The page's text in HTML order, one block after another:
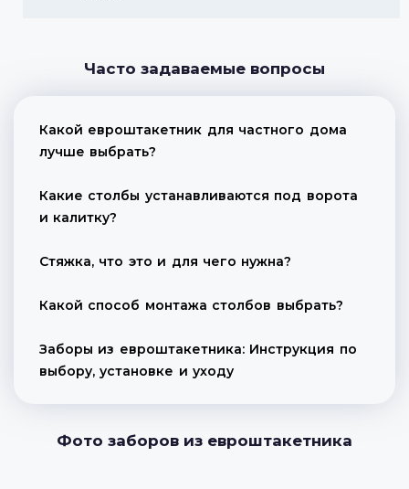
Часто задаваемые вопросы
Какой евроштакетник для частного дома
лучше выбрать?
Какие столбы устанавливаются под ворота
и калитку?
Стяжка, что это и для чего нужна?
Какой способ монтажа столбов выбрать?
Заборы из евроштакетника: Инструкция по
выбору, установке и уходу
Фото заборов из евроштакетника